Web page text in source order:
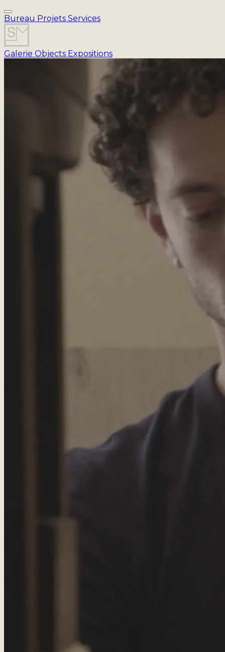
Bureau Projets Services
Galerie Objects Expositions